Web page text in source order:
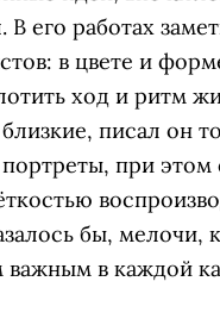
его работах
в цвете и
ход и ритм
писал он
при этом
бы, мелочи,
важным в каждой